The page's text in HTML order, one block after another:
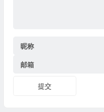
昵称
邮箱
提交